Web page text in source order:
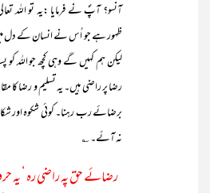
آنسو؟ آپؐ نے فرمایا :یہ تو اللہ
ظہور ہے جو اُس نے انسان کے دل
لیکن ہم کہیں گے وہی کچھ جو اللہ
رضا پر راضی ہیں۔ یہ تسلیم و رضا کا
برضائے رب رہنا۔ کوئی شکوہ اور
نہ آئے۔ ؎
رضائے حق پہ راضی رہ ‘ یہ